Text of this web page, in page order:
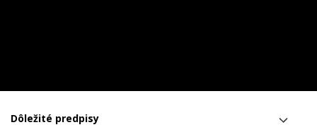
Dôležité predpisy